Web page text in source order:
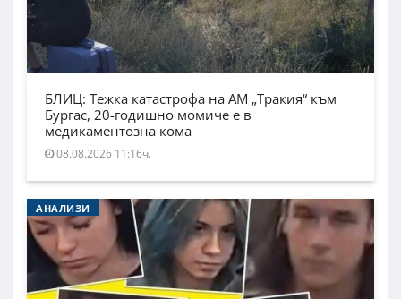
БЛИЦ: Тежка катастрофа на АМ „Тракия“ към
Бургас, 20-годишно момиче е в
медикаментозна кома
08.08.2026 11:16ч.
АНАЛИЗИ